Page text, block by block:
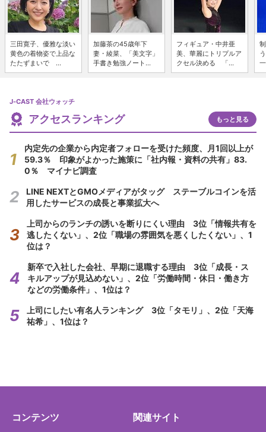
三田寛子、優雅な淡い
黄色の着物姿で上品な
たたずまいで ...
加藤茶の45歳年下
妻・綾菜、「美文字」
手書き勉強ノート...
フィギュア・中井亜
美、華麗にトリプルア
クセル決める 「...
J-CAST 会社ウォッチ
アクセスランキング もっと見る
内定先の企業から内定者フォローを受けた頻度、月1回以上が
59.3％ 印象がよかった施策に「社内報・資料の共有」83.
0％ マイナビ調査
LINE NEXTとGMOメディアがタッグ ステーブルコインを活
用したサービスの成長と事業拡大へ
上司からのランチの誘いを断りにくい理由 3位「情報共有を
逃したくない」、2位「職場の雰囲気を悪くしたくない」、1
位は？
新卒で入社した会社、早期に退職する理由 3位「成長・ス
キルアップが見込めない」、2位「労働時間・休日・働き方
などの労働条件」、1位は？
上司にしたい有名人ランキング 3位「タモリ」、2位「天海
祐希」、1位は？
コンテンツ 関連サイト